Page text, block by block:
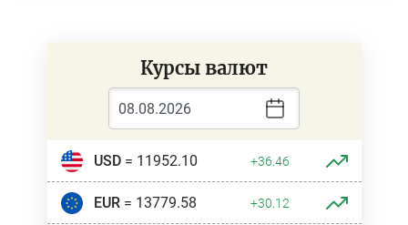
Курсы валют
USD= 11952.10 +36.46
EUR= 13779.58 +30.12